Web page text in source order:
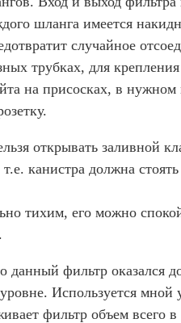
шланга имеется
случайное
трубках, для
на присосках, в нужном
открывать заливной
канистра должна
тихим, его можно
данный фильтр оказался
Используется мной
фильтр объем всего